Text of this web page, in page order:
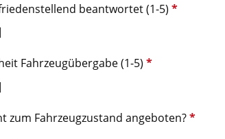
beantwortet (1-5) *
Fahrzeugübergabe (1-5) *
zum Fahrzeugzustand angeboten?*